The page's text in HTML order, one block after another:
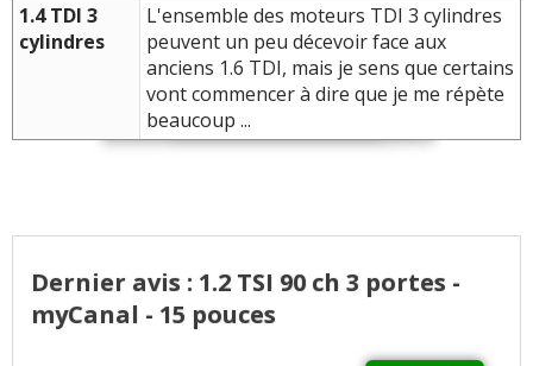
1.4 TDI 3
cylindres
L'ensemble des moteurs TDI 3 cylindres
peuvent un peu décevoir face aux
anciens 1.6 TDI, mais je sens que certains
vont commencer à dire que je me répète
beaucoup ...
Dernier avis : 1.2 TSI 90 ch 3 portes -
myCanal - 15 pouces